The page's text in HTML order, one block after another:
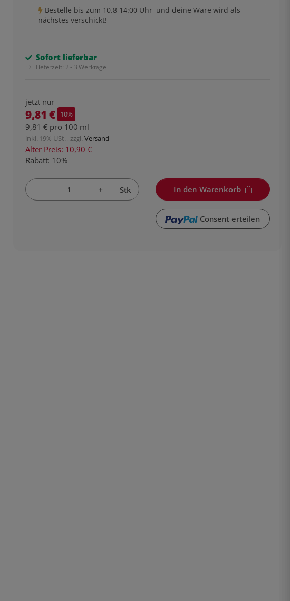
Bestelle bis zum 10.8 14:00 Uhr und deine Ware wird als
nächstes verschickt!
Sofort lieferbar
Lieferzeit: 2 - 3 Werktage
jetzt nur
9,81 € 10%
9,81 € pro 100 ml
inkl. 19% USt. , zzgl. Versand
Alter Preis: 10,90 €
Rabatt: 10%
Stk In den Warenkorb
Consent erteilen